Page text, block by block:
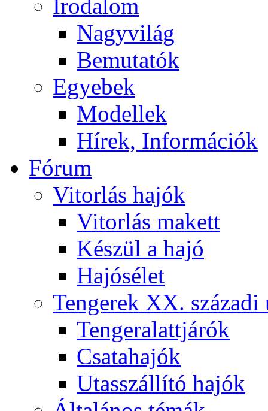
Irodalom
Nagyvilág
Bemutatók
Egyebek
Modellek
Hírek, Információk
Fórum
Vitorlás hajók
Vitorlás makett
Készül a hajó
Hajósélet
Tengerek XX. századi
Tengeralattjárók
Csatahajók
Utasszállító hajók